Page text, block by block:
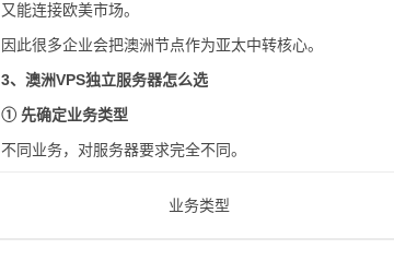
又能连接欧美市场。
因此很多企业会把澳洲节点作为亚太中转核心。
3、澳洲VPS独立服务器怎么选
① 先确定业务类型
不同业务，对服务器要求完全不同。
业务类型